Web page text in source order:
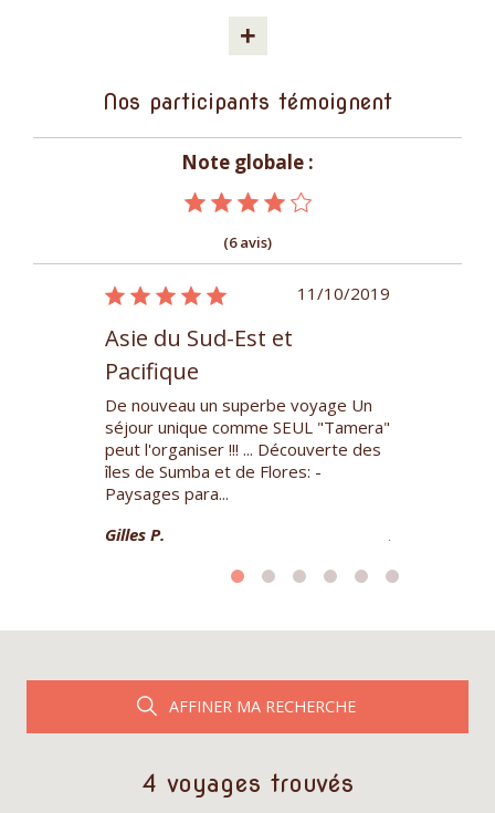
+
Nos participants témoignent
Note globale :
(6 avis)
11/10/2019
Asie du Sud-Est et
Pacifique
De nouveau un superbe voyage Un
séjour unique comme SEUL "Tamera"
peut l'organiser !!! ... Découverte des
îles de Sumba et de Flores: -
Paysages para...
Gilles P.
AFFINER MA RECHERCHE
4 voyages trouvés